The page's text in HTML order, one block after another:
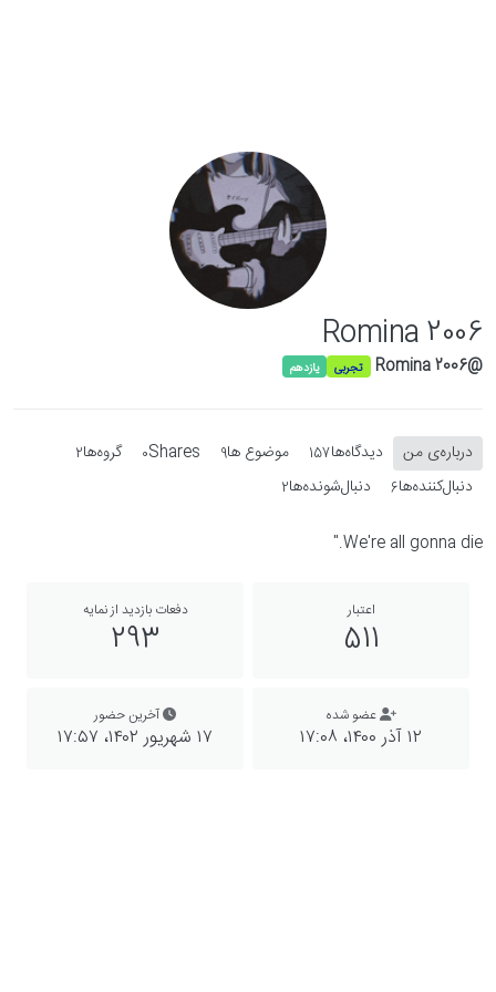
Romina 2006
@Romina 2006 تجربی یازدهم
درباره‌‌ی من دیدگاه‌ها157 موضوع ها9
Shares
0 گروه‌ها2
دنبال‌کننده‌ها6 دنبال‌شونده‌ها2
We're all gonna die."
اعتبار
511
دفعات بازدید از نمایه
293
عضو شده
۱۲ آذر ۱۴۰۰،‏ ۱۷:۰۸
آخرین حضور
۱۷ شهریور ۱۴۰۲،‏ ۱۷:۵۷